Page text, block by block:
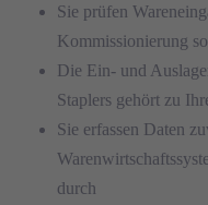
Sie prüfen
Kommissionierung
Die Ein- und
Staplers gehört zu
Sie erfassen Daten
durch